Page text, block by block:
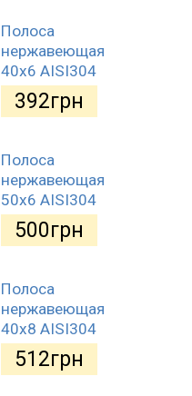
Полоса
нержавеющая
40х6 AISI304
392грн
Полоса
нержавеющая
50х6 AISI304
500грн
Полоса
нержавеющая
40х8 AISI304
512грн